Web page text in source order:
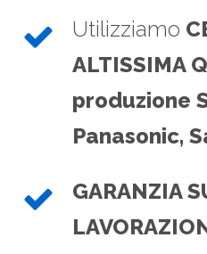
Utilizziamo
ALTISSIMA
produzione
Panasonic,
GARANZIA